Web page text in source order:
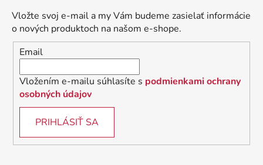
Vložte svoj e-mail a my Vám budeme zasielať informácie
o nových produktoch na našom e-shope.
Email
Vložením e-mailu súhlasíte s podmienkami ochrany
osobných údajov
PRIHLÁSIŤ SA